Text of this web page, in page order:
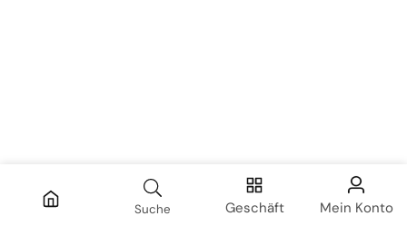
Suche Geschäft Mein Konto